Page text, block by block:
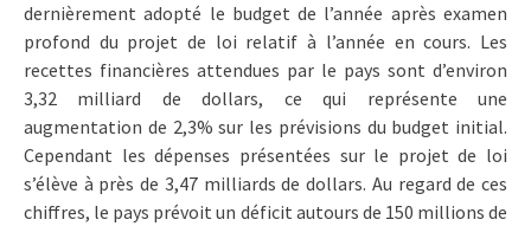
dernièrement adopté le budget de l’année après examen
profond du projet de loi relatif à l’année en cours. Les
recettes financières attendues par le pays sont d’environ
3,32 milliard de dollars, ce qui représente une
augmentation de 2,3% sur les prévisions du budget initial.
Cependant les dépenses présentées sur le projet de loi
s’élève à près de 3,47 milliards de dollars. Au regard de ces
chiffres, le pays prévoit un déficit autours de 150 millions de